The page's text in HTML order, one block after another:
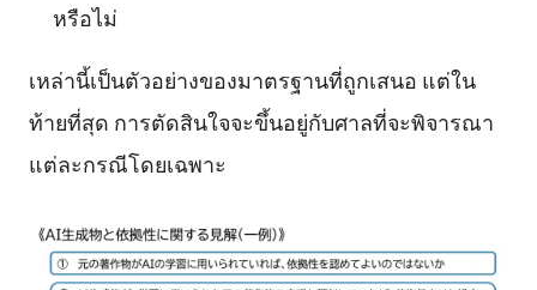
หรือไม่
เหล่านี้เป็นตัวอย่างของมาตรฐานที่ถูกเสนอ แต่ใน
ท้ายที่สุด การตัดสินใจจะขึ้นอยู่กับศาลที่จะพิจารณา
แต่ละกรณีโดยเฉพาะ